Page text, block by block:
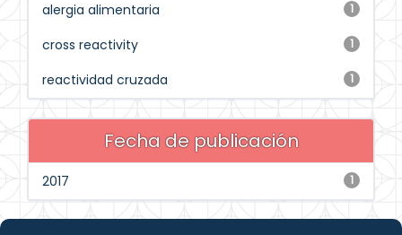
1
alergia alimentaria
1
cross reactivity
1
reactividad cruzada
Fecha de publicación
1
2017